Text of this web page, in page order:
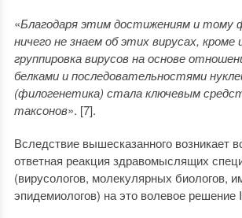
«Благодаря этим достижениям и
ничего не знаем об этих вирусах, кроме
группировка вирусов на основе
белками и последовательностями
(филогенетика) стала ключевым
таксонов». [7].
Вследствие вышесказанного возникает
ответная реакция здравомыслящих
(вирусологов, молекулярных биологов,
эпидемиологов) на это волевое